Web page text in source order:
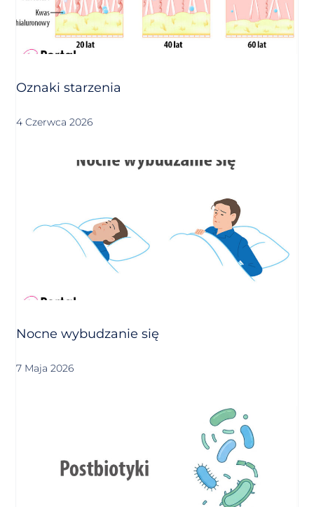
Oznaki starzenia
4 Czerwca 2026
Nocne wybudzanie się
7 Maja 2026